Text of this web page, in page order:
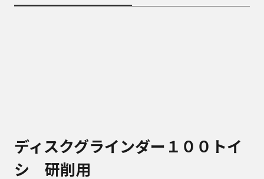
ディスクグラインダー１００トイ
シ 研削用